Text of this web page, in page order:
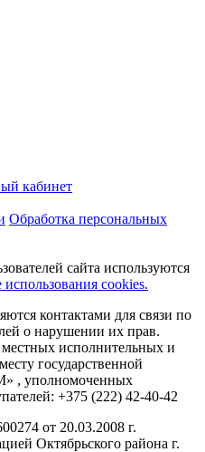
кабинет
Обработка персональных
сайта используются
cookies.
контактами для связи по
о нарушении их прав.
исполнительных и
государственной
, уполномоченных
+375 (222) 42-40-42
от 20.03.2008 г.
Октябрьского района г.